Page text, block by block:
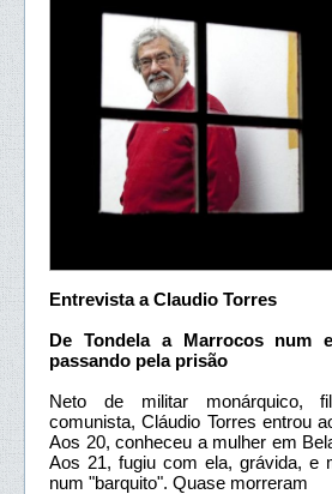
Entrevista a Claudio Torres
De Tondela a Marrocos num
passando pela prisão
Neto de militar monárquico,
comunista, Cláudio Torres entrou
Aos 20, conheceu a mulher em
Aos 21, fugiu com ela, grávida, e
num "barquito". Quase morreram